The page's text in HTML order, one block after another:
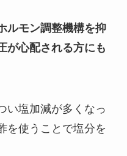
ルモン調整機構を抑
が心配される方にも
い塩加減が多くなっ
を使うことで塩分を